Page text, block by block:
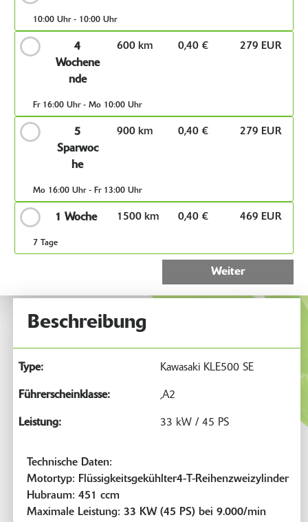
10:00 Uhr - 10:00 Uhr
4
Wochene
nde
600 km 0,40 € 279 EUR
Fr 16:00 Uhr - Mo 10:00 Uhr
5
Sparwoc
he
900 km 0,40 € 279 EUR
Mo 16:00 Uhr - Fr 13:00 Uhr
1 Woche 1500 km 0,40 € 469 EUR
7 Tage
Weiter
Beschreibung
Type: Kawasaki KLE500 SE
Führerscheinklasse: ,A2
Leistung: 33 kW / 45 PS
Technische Daten:
Motortyp: Flüssigkeitsgekühlter4-T-Reihenzweizylinder
Hubraum: 451 ccm
Maximale Leistung: 33 KW (45 PS) bei 9.000/min